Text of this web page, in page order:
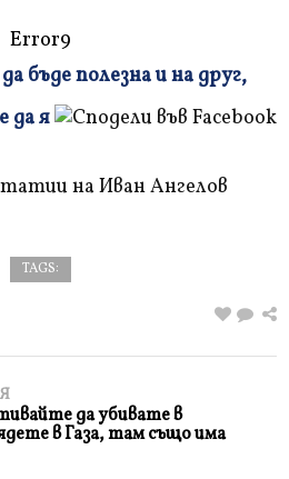
Error9
бъде полезна и на друг,
да я
на Иван Ангелов
TAGS:
да убивате в
в Газа, там също има